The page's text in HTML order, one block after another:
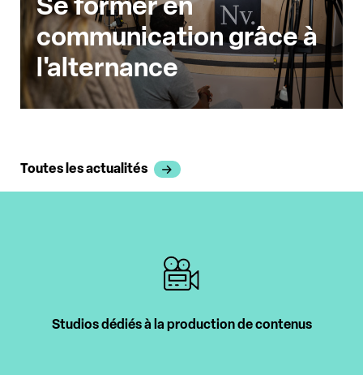
communication grâce à
l'alternance
Toutes les actualités
Studios dédiés à la production de contenus